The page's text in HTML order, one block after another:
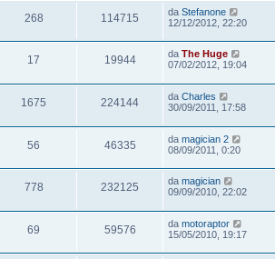
268 114715 da Stefanone
12/12/2012, 22:20
17 19944 da The Huge
07/02/2012, 19:04
1675 224144 da Charles
30/09/2011, 17:58
56 46335 da magician 2
08/09/2011, 0:20
778 232125 da magician
09/09/2010, 22:02
69 59576 da motoraptor
15/05/2010, 19:17